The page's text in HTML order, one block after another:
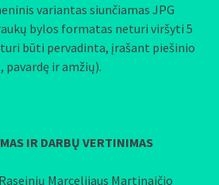
variantas siunčiamas JPG
bylos formatas neturi viršyti 5
būti pervadinta, įrašant piešinio
pavardę ir amžių).
IR DARBŲ VERTINIMAS
Marcelijaus Martinaičio